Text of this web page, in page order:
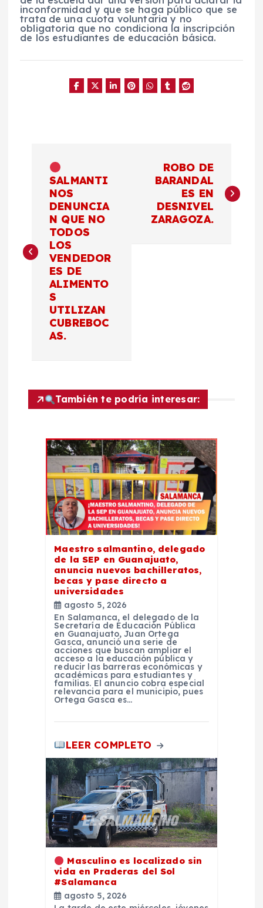
inconformidad y que se haga público que se
trata de una cuota voluntaria y no
obligatoria que no condiciona la inscripción
de los estudiantes de educación básica.
e
ó
n
SALMANTI
NOS
DENUNCIA
N QUE NO
TODOS
LOS
VENDEDOR
ES DE
ALIMENTO
S
UTILIZAN
CUBREBOC
AS.
ROBO DE
BARANDAL
ES EN
DESNIVEL
ZARAGOZA.
También te podría interesar:
Maestro salmantino, delegado
de la SEP en Guanajuato,
anuncia nuevos bachilleratos,
becas y pase directo a
universidades
agosto 5, 2026
En Salamanca, el delegado de la
Secretaría de Educación Pública
en Guanajuato, Juan Ortega
Gasca, anunció una serie de
acciones que buscan ampliar el
acceso a la educación pública y
reducir las barreras económicas y
académicas para estudiantes y
familias. El anuncio cobra especial
relevancia para el municipio, pues
Ortega Gasca es…
LEER COMPLETO
Masculino es localizado sin
vida en Praderas del Sol
#Salamanca
agosto 5, 2026